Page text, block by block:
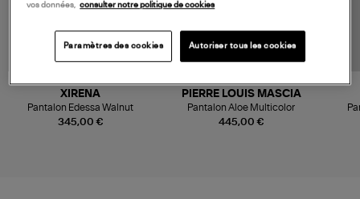
345,00 €
XIRENA
Pantalon Edessa Walnut
445,00 €
PIERRE LOUIS MASCIA
Pantalon Aloe Multicolor
vos données, consulter notre politique de cookies
Paramètres des cookies Autoriser tous les cookies